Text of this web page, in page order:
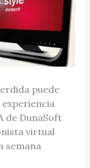
puede
de DunaSoft
virtual
semana